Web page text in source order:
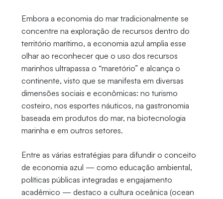
Embora a economia do mar tradicionalmente se
concentre na exploração de recursos dentro do
território marítimo, a economia azul amplia esse
olhar ao reconhecer que o uso dos recursos
marinhos ultrapassa o “maretório” e alcança o
continente, visto que se manifesta em diversas
dimensões sociais e econômicas: no turismo
costeiro, nos esportes náuticos, na gastronomia
baseada em produtos do mar, na biotecnologia
marinha e em outros setores.
Entre as várias estratégias para difundir o conceito
de economia azul — como educação ambiental,
políticas públicas integradas e engajamento
acadêmico — destaco a cultura oceânica (ocean